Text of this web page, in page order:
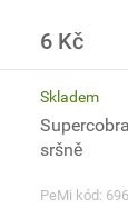
6 Kč
Skladem
sršně
PeMi kód: